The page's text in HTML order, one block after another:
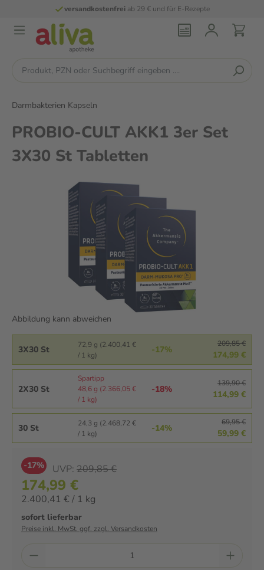
versandkostenfreiab 29 € und für E-Rezepte
Darmbakterien Kapseln
PROBIO-CULT AKK1 3er Set
3X30 St Tabletten
Abbildung kann abweichen
3X30 St
72,9 g (2.400,41 €
/ 1 kg)
-17%
209,85 €
174,99 €
2X30 St
Spartipp
48,6 g (2.366,05 €
/ 1 kg)
-18%
139,90 €
114,99 €
30 St
24,3 g (2.468,72 €
/ 1 kg)
-14%
69,95 €
59,99 €
-17% UVP: 209,85 €
174,99 €
2.400,41 € / 1 kg
sofort lieferbar
Preise inkl. MwSt. ggf. zzgl. Versandkosten